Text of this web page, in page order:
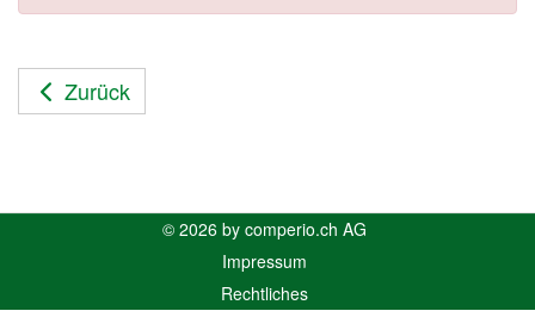
Zurück
© 2026 by comperio.ch AG
Impressum
Rechtliches